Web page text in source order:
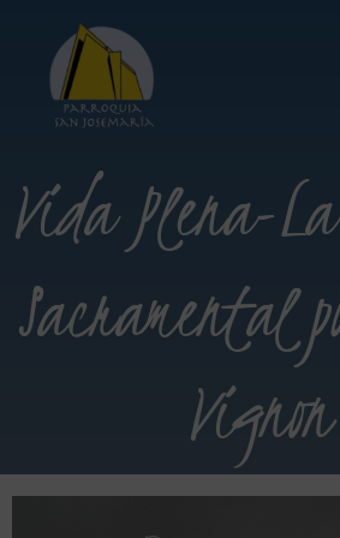
Vida Plena-
Sacramental
Vignon